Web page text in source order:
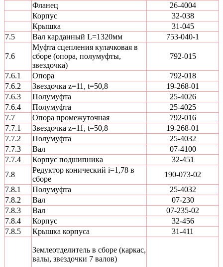
Фланец
26-4004
Корпус
32-038
Крышка
31-045
7.5
Вал карданный L=1320мм 753-040-1
7.6
Муфта сцепления кулачковая в
сборе (опора, полумуфты,
звездочка)
792-015
7.6.1 Опора
792-018
7.6.2
Звездочка z=11, t=50,8
19-268-01
7.6.3
Полумуфта
25-4026
7.6.4
Полумуфта
25-4025
7.7
Опора промежуточная
792-016
7.7.1
Звездочка z=11, t=50,8
19-268-01
7.7.2
Полумуфта
25-4032
7.7.3
Вал
07-4100
7.7.4
Корпус подшипника
32-451
7.8
Редуктор конический і=1,78 в
сборе
190-073-02
7.8.1
Полумуфта
25-4032
7.8.2
Вал
07-230
7.8.3
Вал
07-235-02
7.8.4
Корпус
32-456
7.8.5
Крышка корпуса 31-411
Землеотделитель в сборе (каркас,
валы, звездочки 7 валов)